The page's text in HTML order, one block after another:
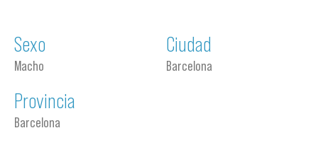
Sexo
Macho
Ciudad
Barcelona
Provincia
Barcelona